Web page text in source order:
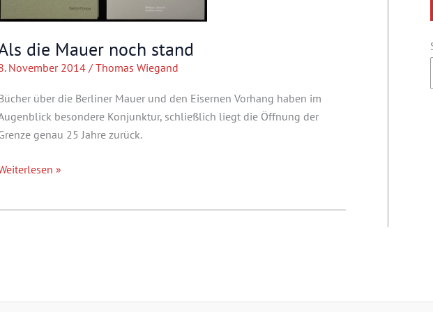
die Mauer noch stand
November 2014 / Thomas Wiegand
über die Berliner Mauer und den Eisernen Vorhang haben im
besondere Konjunktur, schließlich liegt die Öffnung der
genau 25 Jahre zurück.
»